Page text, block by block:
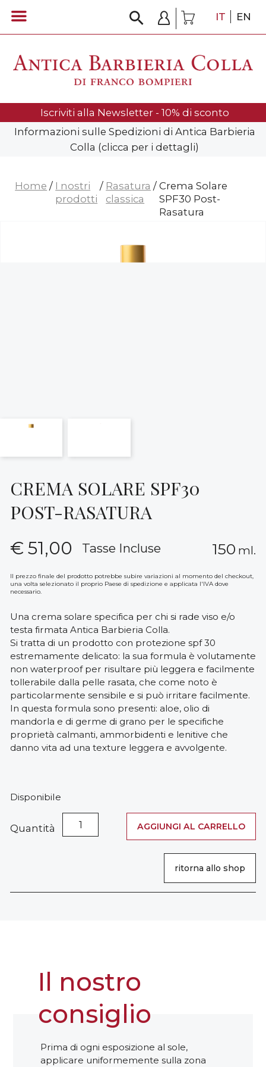
IT EN
Iscriviti alla Newsletter - 10% di sconto
Informazioni sulle Spedizioni di Antica Barbieria
Colla (clicca per i dettagli)
Home / I nostri
prodotti
/ Rasatura
classica
/Crema Solare
SPF30 Post-
Rasatura
CREMA SOLARE SPF30
POST-RASATURA
150 ml.
€ 51,00 Tasse Incluse
Il prezzo finale del prodotto potrebbe subire variazioni al momento del checkout,
una volta selezionato il proprio Paese di spedizione e applicata l'IVA dove
necessario.
Una crema solare specifica per chi si rade viso e/o
testa firmata Antica Barbieria Colla.
Si tratta di un prodotto con protezione spf 30
estremamente delicato: la sua formula è volutamente
non waterproof per risultare più leggera e facilmente
tollerabile dalla pelle rasata, che come noto è
particolarmente sensibile e si può irritare facilmente.
In questa formula sono presenti: aloe, olio di
mandorla e di germe di grano per le specifiche
proprietà calmanti, ammorbidenti e lenitive che
danno vita ad una texture leggera e avvolgente.
Disponibile
Solare
Quantità AGGIUNGI AL CARRELLO
ritorna allo shop
Il nostro
consiglio
Prima di ogni esposizione al sole,
applicare uniformemente sulla zona